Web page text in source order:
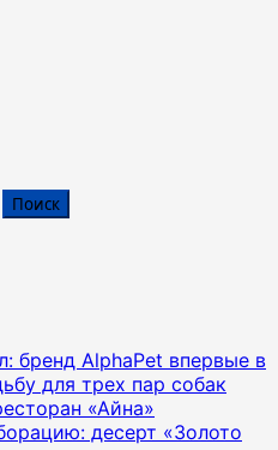
бренд AlphaPet впервые в
для трех пар собак
«Айна»
десерт «Золото